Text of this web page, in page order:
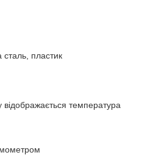
пластик
температура